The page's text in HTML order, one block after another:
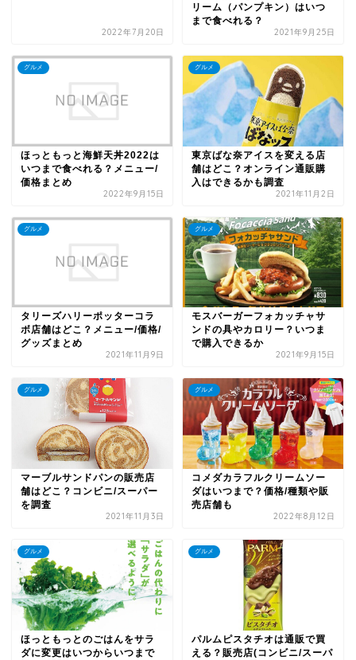
2022年7月20日
リーム（パンプキン）はいつ
まで食べれる？
2021年9月25日
グルメ
ほっともっと海鮮天丼2022は
いつまで食べれる？メニュー/
価格まとめ
2022年9月15日
グルメ
東京ばな奈アイスを変える店
舗はどこ？オンライン通販購
入はできるかも調査
2021年11月2日
グルメ
タリーズハリーポッターコラ
ボ店舗はどこ？メニュー/価格/
グッズまとめ
2021年11月9日
グルメ
モスバーガーフォカッチャサ
ンドの具やカロリー？いつま
で購入できるか
2021年9月15日
グルメ
マーブルサンドパンの販売店
舗はどこ？コンビニ/スーパー
を調査
2021年11月3日
グルメ
コメダカラフルクリームソー
ダはいつまで？価格/種類や販
売店舗も
2022年8月12日
グルメ
ほっともっとのごはんをサラ
ダに変更はいつからいつまで
グルメ
パルムピスタチオは通販で買
える？販売店(コンビニ/スーパ